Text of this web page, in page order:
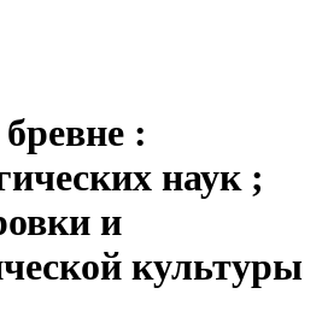
:
наук ;
и
культуры